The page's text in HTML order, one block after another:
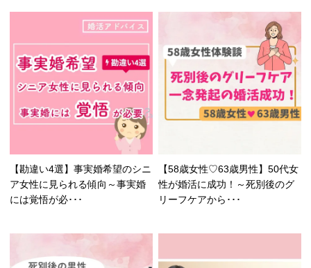
【勘違い4選】事実婚希望のシニ
ア女性に見られる傾向～事実婚
には覚悟が必･･･
【58歳女性♡63歳男性】50代女
性が婚活に成功！～死別後のグ
リーフケアから･･･